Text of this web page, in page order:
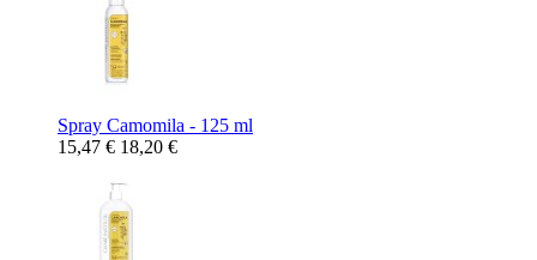
Spray Camomila - 125 ml
15,47 € 18,20 €